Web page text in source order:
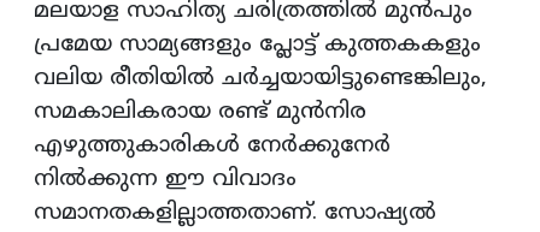
മലയാള സാഹിത്യ ചരിത്രത്തിൽ മുൻപും
പ്രമേയ സാമ്യങ്ങളും പ്ലോട്ട് കുത്തകകളും
വലിയ രീതിയിൽ ചർച്ചയായിട്ടുണ്ടെങ്കിലും,
സമകാലികരായ രണ്ട് മുൻനിര
എഴുത്തുകാരികൾ നേർക്കുനേർ
നിൽക്കുന്ന ഈ വിവാദം
സമാനതകളില്ലാത്തതാണ്. സോഷ്യൽ